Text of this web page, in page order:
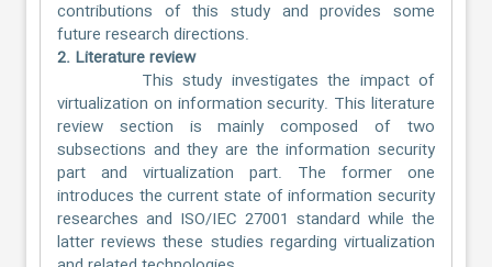
contributions of this study and provides some
future research directions.
2. Literature review
This study investigates the impact of
virtualization on information security. This literature
review section is mainly composed of two
subsections and they are the information security
part and virtualization part. The former one
introduces the current state of information security
researches and ISO/IEC 27001 standard while the
latter reviews these studies regarding virtualization